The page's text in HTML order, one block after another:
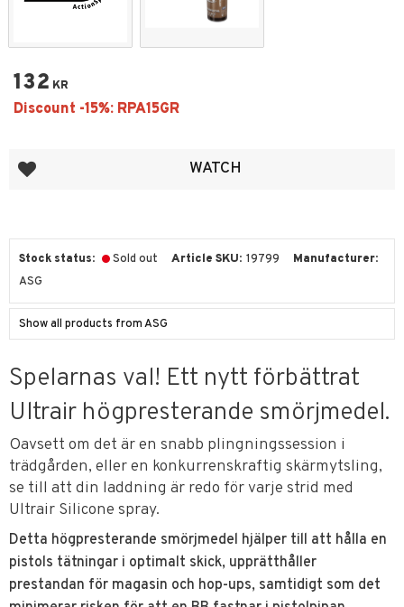
132 KR
Add to favorites WATCH
Stock status Sold out Article SKU 19799
Manufacturer
ASG
Show all products from ASG
Spelarnas val! Ett nytt förbättrat
Ultrair högpresterande smörjmedel.
Oavsett om det är en snabb plingningssession i
trädgården, eller en konkurrenskraftig skärmytsling,
se till att din laddning är redo för varje strid med
Ultrair Silicone spray.
Detta högpresterande smörjmedel hjälper till att hålla en
pistols tätningar i optimalt skick, upprätthåller
prestandan för magasin och hop-ups, samtidigt som det